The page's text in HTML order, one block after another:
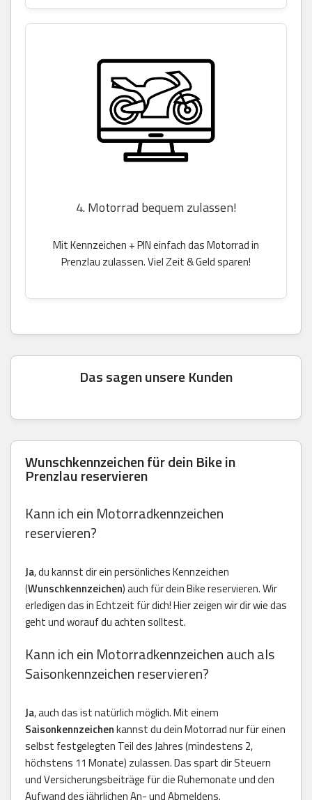
4. Motorrad bequem zulassen!
Mit Kennzeichen + PIN einfach das Motorrad in
Prenzlau zulassen. Viel Zeit & Geld sparen!
Das sagen unsere Kunden
Wunschkennzeichen für dein Bike in
Prenzlau reservieren
Kann ich ein Motorradkennzeichen
reservieren?
Ja, du kannst dir ein persönliches Kennzeichen
(Wunschkennzeichen) auch für dein Bike reservieren. Wir
erledigen das in Echtzeit für dich! Hier zeigen wir dir wie das
geht und worauf du achten solltest.
Kann ich ein Motorradkennzeichen auch als
Saisonkennzeichen reservieren?
Ja, auch das ist natürlich möglich. Mit einem
Saisonkennzeichenkannst du dein Motorrad nur für einen
selbst festgelegten Teil des Jahres (mindestens 2,
höchstens 11 Monate) zulassen. Das spart dir Steuern
und Versicherungsbeiträge für die Ruhemonate und den
Aufwand des jährlichen An- und Abmeldens.